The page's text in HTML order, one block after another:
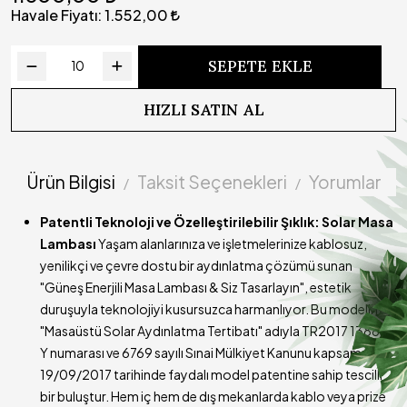
Süresi
Yazılımlı devre sayesinde kademeli olarak ışık gücü
azalmaktadır
Ürünümüzün kargoya teslim süresi 3-5 iş günüdür
Havale Fiyatı:1.552,00
SEPETE EKLE
HIZLI SATIN AL
Ürün Bilgisi Taksit Seçenekleri Yorumlar
Patentli Teknoloji ve Özelleştirilebilir Şıklık: Solar Masa
LambasıYaşam alanlarınıza ve işletmelerinize kablosuz,
yenilikçi ve çevre dostu bir aydınlatma çözümü sunan
"Güneş Enerjili Masa Lambası & Siz Tasarlayın", estetik
duruşuyla teknolojiyi kusursuzca harmanlıyor. Bu modelimiz,
"Masaüstü Solar Aydınlatma Tertibatı" adıyla TR2017 13886
Y numarası ve 6769 sayılı Sınai Mülkiyet Kanunu kapsamında
19/09/2017 tarihinde faydalı model patentine sahip tescilli
bir buluştur. Hem iç hem de dış mekanlarda kablo veya prize